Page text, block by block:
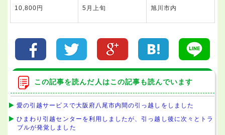
10,800円 5月上旬 旭川市内
この記事を読んだ人はこの記事も読んでいます
愛の引越サービスで大阪府八尾市内間の引っ越しをしました
ひまわり引越センターを利用しましたが、引っ越し後に次々とトラ
ブルが発覚しました